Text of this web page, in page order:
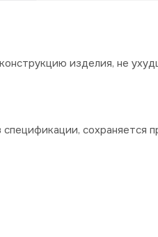
изделия, не
сохраняется